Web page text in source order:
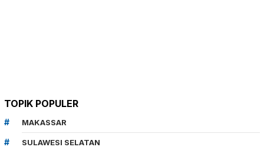
TOPIK POPULER
MAKASSAR
SULAWESI SELATAN